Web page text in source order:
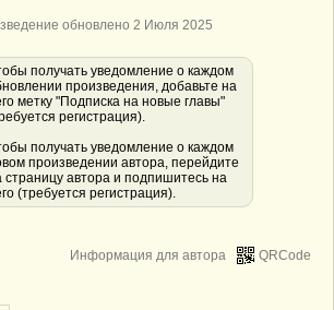
обновлено 2 Июля 2025
получать уведомление о каждом
произведения, добавьте на
метку "Подписка на новые главы"
регистрация).
получать уведомление о каждом
произведении автора, перейдите
страницу автора и подпишитесь на
(требуется регистрация).
QRCode
Информация для автора